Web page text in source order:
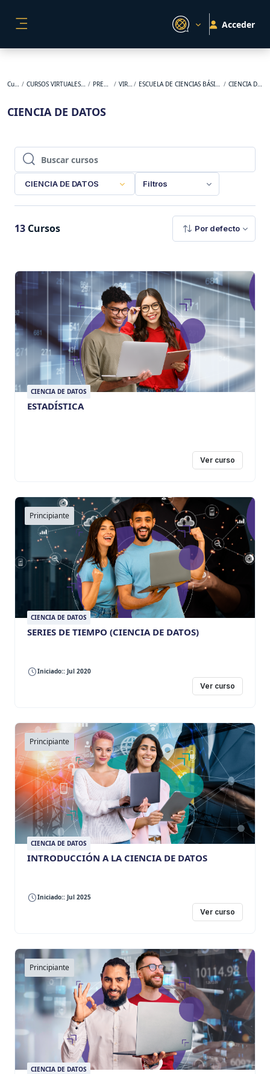
Acceder
Cursos CURSOS VIRTUALES ORIGINALES PREGRADO VIRTUAL ESCUELA DE CIENCIAS BÁSICAS Y APLICADAS CIENCIA DE DATOS
CIENCIA DE DATOS
Buscar cursos
Buscar cursos
CIENCIA DE DATOS Filtros
13 Cursos Por defecto
CIENCIA DE DATOS
ESTADÍSTICA
Ver curso
Principiante
CIENCIA DE DATOS
SERIES DE TIEMPO (CIENCIA DE DATOS)
Iniciado:: Jul 2020
Ver curso
Principiante
CIENCIA DE DATOS
INTRODUCCIÓN A LA CIENCIA DE DATOS
Iniciado:: Jul 2025
Ver curso
Principiante
CIENCIA DE DATOS